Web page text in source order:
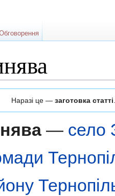
Наразі це — заготовка статті
— село